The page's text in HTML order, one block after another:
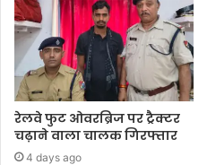
रेलवे फुट ओवरब्रिज पर ट्रैक्टर
चढ़ाने वाला चालक गिरफ्तार
4 days ago